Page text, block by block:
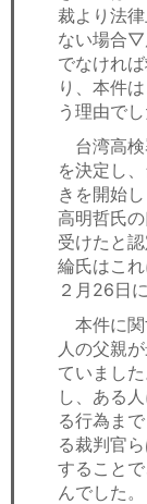
裁より法
ない場合▽
でなけれ
り、本件
う理由でし
台湾高検
を決定し
きを開始
高明哲氏
受けたと
綸氏はこ
２月26日
本件に関
人の父親
ていまし
し、ある
る行為ま
る裁判官
すること
んでした。